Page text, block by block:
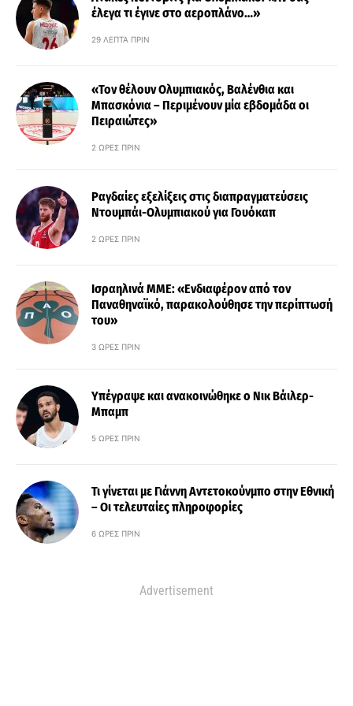
έλεγα τι έγινε στο αεροπλάνο…»
29 ΛΕΠΤΆ ΠΡΙΝ
«Τον θέλουν Ολυμπιακός, Βαλένθια και
Μπασκόνια – Περιμένουν μία εβδομάδα οι
Πειραιώτες»
2 ΏΡΕΣ ΠΡΙΝ
Ραγδαίες εξελίξεις στις διαπραγματεύσεις
Ντουμπάι-Ολυμπιακού για Γουόκαπ
2 ΏΡΕΣ ΠΡΙΝ
Ισραηλινά ΜΜΕ: «Ενδιαφέρον από τον
Παναθηναϊκό, παρακολούθησε την περίπτωσή
του»
3 ΏΡΕΣ ΠΡΙΝ
Υπέγραψε και ανακοινώθηκε ο Νικ Βάιλερ-
Μπαμπ
5 ΏΡΕΣ ΠΡΙΝ
Τι γίνεται με Γιάννη Αντετοκούνμπο στην Εθνική
– Οι τελευταίες πληροφορίες
6 ΏΡΕΣ ΠΡΙΝ
Advertisement